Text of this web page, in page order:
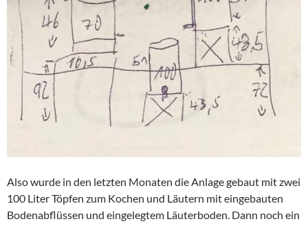
Also wurde in den letzten Monaten die Anlage gebaut mit zwei
100 Liter Töpfen zum Kochen und Läutern mit eingebauten
Bodenabflüssen und eingelegtem Läuterboden. Dann noch ein